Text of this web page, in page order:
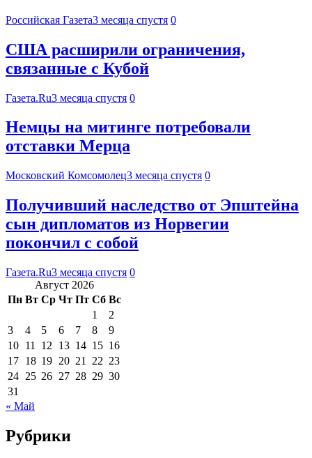
Российская Газета3 месяца спустя 0
США расширили ограничения,
связанные с Кубой
Газета.Ru3 месяца спустя 0
Немцы на митинге потребовали
отставки Мерца
Московский Комсомолец3 месяца спустя 0
Получивший наследство от Эпштейна
сын дипломатов из Норвегии
покончил с собой
Газета.Ru3 месяца спустя 0
Август 2026
Пн Вт Ср Чт Пт Сб Вс
1
2
3
4 5 6 7 8
9
10 11 12 13 14 15 16
17 18 19 20 21 22 23
24 25 26 27 28 29 30
31
« Май
Рубрики